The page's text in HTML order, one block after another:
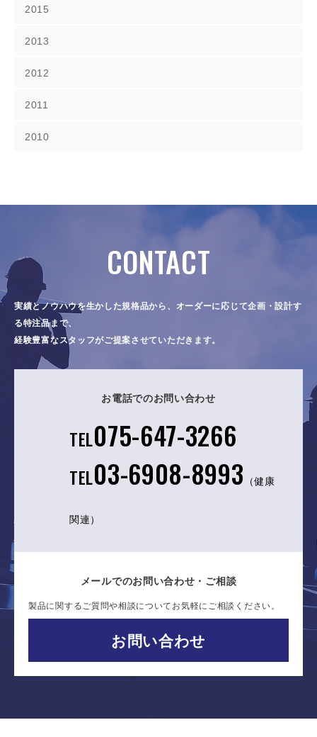
2015
2013
2012
2011
2010
CONTACT
実績とノウハウを生かした規格品から、オーダーに応じて企画・設計す
る特注品まで、
経験豊富なスタッフがご提案させていただきます。
お電話でのお問い合わせ
TEL075-647-3266
TEL03-6908-8993 （健康
関連）
メールでのお問い合わせ・ご相談
製品に関するご質問や相談についてお気軽にご相談ください。
お問い合わせ